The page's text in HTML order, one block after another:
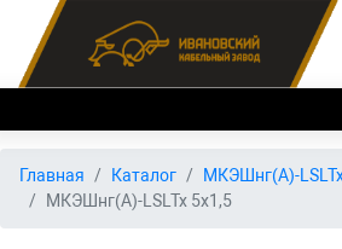
Главная
О заводе
Главная Каталог
МКЭШнг(А)-
МКЭШнг(А)-LSLTx 5х1,5